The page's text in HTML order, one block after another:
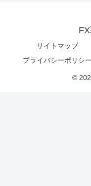
サイトマップ
プライバシーポリシー
©